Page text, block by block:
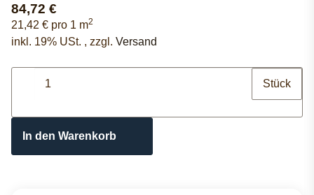
84,72 €
21,42 € pro 1 m2
inkl. 19% USt. , zzgl. Versand
Stück
In den Warenkorb